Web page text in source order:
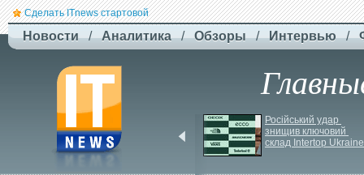
Сделать ITnews стартовой
Новости / Аналитика / Обзоры / Интервью /
ракета Kheibar Shekan
способна усложнить
работу систем ПРО
Російський удар
знищив ключовий
склад Intertop Ukraine